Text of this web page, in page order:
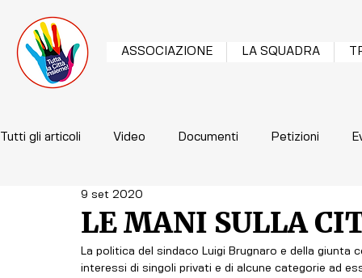
ASSOCIAZIONE LA SQUADRA
Tutti gli articoli Video Documenti Petizioni
LE MANI SULLA
9 set 2020
La politica del sindaco Luigi Brugnaro e della
interessi di singoli privati e di alcune categorie ad